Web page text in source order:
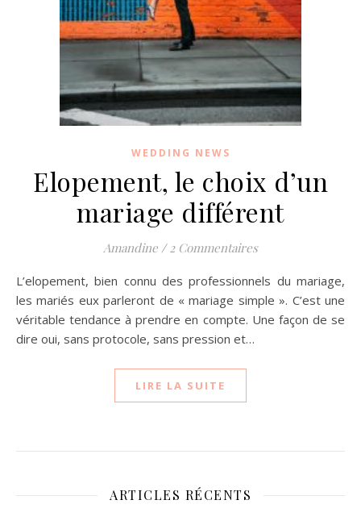
WEDDING NEWS
Elopement, le choix d’un
mariage différent
Amandine / 2 Commentaires
L’elopement, bien connu des professionnels du mariage,
les mariés eux parleront de « mariage simple ». C’est une
véritable tendance à prendre en compte. Une façon de se
dire oui, sans protocole, sans pression et…
LIRE LA SUITE
ARTICLES RÉCENTS